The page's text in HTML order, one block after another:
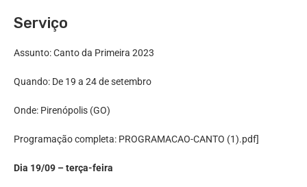
Serviço
Assunto: Canto da Primeira 2023
Quando: De 19 a 24 de setembro
Onde: Pirenópolis (GO)
Programação completa: PROGRAMACAO-CANTO (1).pdf]‌
Dia 19/09 – terça-feira